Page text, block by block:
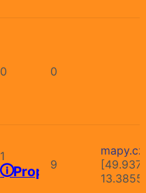
0 0
1
Propozice
9